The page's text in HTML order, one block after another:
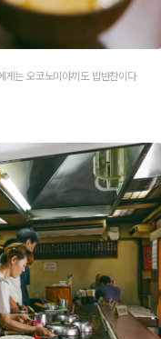
게는 오코노미야끼도 밥반찬이다